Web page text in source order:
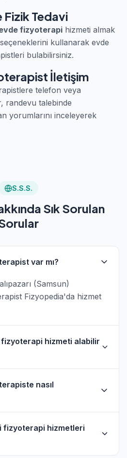
Fizik Tedavi
fizyoterapi hizmeti almak
kullanarak evde
bulabilirsiniz.
İletişim
telefon veya
randevu talebinde
yorumlarını inceleyerek
S.S.S.
Sık Sorulan
var mı?
(Samsun)
Fizyopedia'da hizmet
fizyoterapi hizmeti alabilir
bulunmaktadır.
kullanarak bu
nasıl
veya WhatsApp ile
fizyoterapi hizmetleri